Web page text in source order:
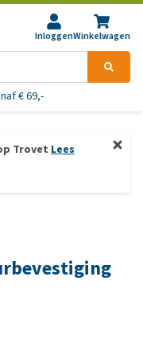
InloggenWinkelwagen
€ 69,-
Trovet Lees